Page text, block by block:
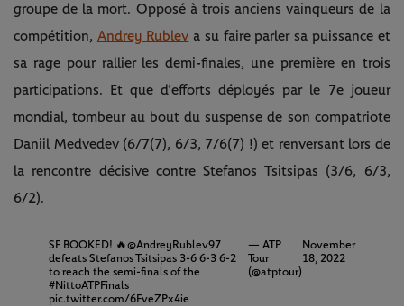
groupe de la mort. Opposé à trois anciens vainqueurs de la
compétition, Andrey Rublev a su faire parler sa puissance et
sa rage pour rallier les demi-finales, une première en trois
participations. Et que d’efforts déployés par le 7e joueur
mondial, tombeur au bout du suspense de son compatriote
Daniil Medvedev (6/7(7), 6/3, 7/6(7) !) et renversant lors de
la rencontre décisive contre Stefanos Tsitsipas (3/6, 6/3,
6/2).
SF BOOKED! 🔥@AndreyRublev97
defeats Stefanos Tsitsipas 3-6 6-3 6-2
to reach the semi-finals of the
#NittoATPFinals
pic.twitter.com/6FveZPx4ie
— ATP
Tour
(@atptour)
November
18, 2022